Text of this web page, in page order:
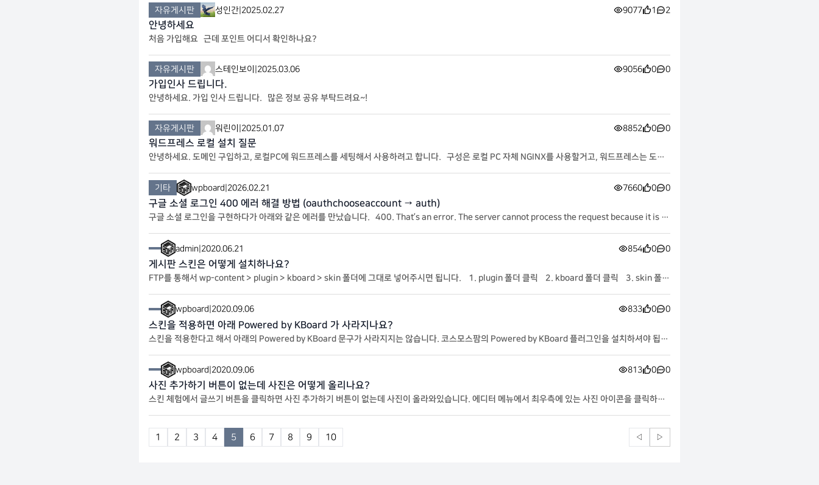
자유게시판 성인간|2025.02.27 9077 1 2
안녕하세요
처음 가입해요 근데 포인트 어디서 확인하나요?
자유게시판 스테인보이 |2025.03.06 9056 0 0
가입인사 드립니다.
안녕하세요. 가입 인사 드립니다. 많은 정보 공유 부탁드려요~!
자유게시판 워린이 |2025.01.07 8852 0 0
워드프레스 로컬 설치 질문
안녕하세요. 도메인 구입하고, 로컬PC에 워드프레스를 세팅해서 사용하려고 합니다. 구성은 로컬 PC 자체 NGINX를 사용할거고, 워드프레스는 도커
기타 wpboard 2026.02.21 7660 0 0
구글 소셜 로그인 400 에러 해결 방법 (oauthchooseaccount → auth)
구글 소셜 로그인을 구현하다가 아래와 같은 에러를 만났습니다. 400. That’s an error. The server cannot process the request because it is m
admin|2020.06.21 854 0 0
게시판 스킨은 어떻게 설치하나요?
FTP를 통해서 wp-content > plugin > kboard > skin 폴더에 그대로 넣어주시면 됩니다. 1. plugin 폴더 클릭 2. kboard 폴더 클릭 3. skin 폴더
wpboard 2020.09.06 833 0 0
스킨을 적용하면 아래 Powered by KBoard 가 사라지나요?
스킨을 적용한다고 해서 아래의 Powered by KBoard 문구가 사라지지는 않습니다. 코스모스팜의 Powered by KBoard 플러그인을 설치하셔야 됩니
wpboard 2020.09.06 813 0 0
사진 추가하기 버튼이 없는데 사진은 어떻게 올리나요?
스킨 체험에서 글쓰기 버튼을 클릭하면 사진 추가하기 버튼이 없는데 사진이 올라와있습니다. 에디터 메뉴에서 최우측에 있는 사진 아이콘을 클릭하면
1 2 3 4 5 6 7 8 9 10 ◁ ▷